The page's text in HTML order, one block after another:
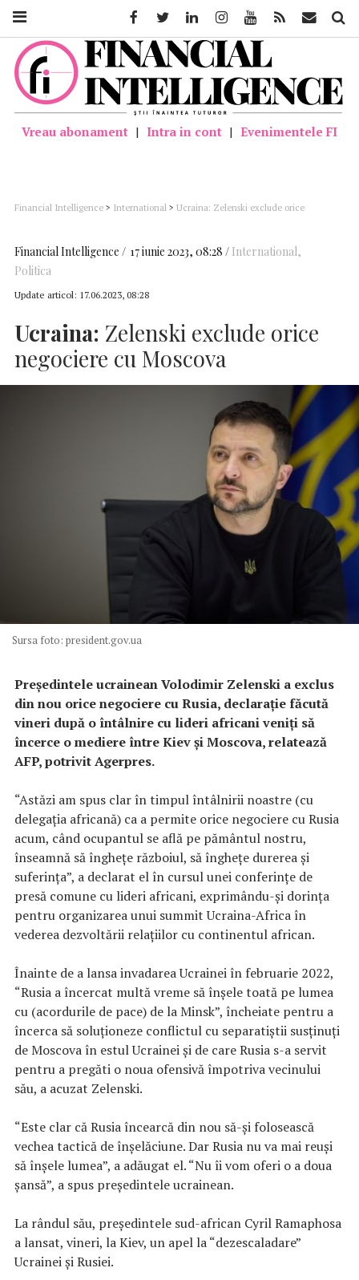
Vreau abonament | Intra in cont | Evenimentele FI
Financial Intelligence > International > Ucraina: Zelenski exclude orice
Financial Intelligence 17 iunie 2023, 08:28 International,
Politica
Update articol: 17.06.2023, 08:28
Ucraina: Zelenski exclude orice
negociere cu Moscova
Sursa foto: president.gov.ua
Preşedintele ucrainean Volodimir Zelenski a exclus
din nou orice negociere cu Rusia, declaraţie făcută
vineri după o întâlnire cu lideri africani veniţi să
încerce o mediere între Kiev şi Moscova, relatează
AFP, potrivit Agerpres.
“Astăzi am spus clar în timpul întâlnirii noastre (cu
delegaţia africană) ca a permite orice negociere cu Rusia
acum, când ocupantul se află pe pământul nostru,
înseamnă să îngheţe războiul, să îngheţe durerea şi
suferinţa”, a declarat el în cursul unei conferinţe de
presă comune cu lideri africani, exprimându-şi dorinţa
pentru organizarea unui summit Ucraina-Africa în
vederea dezvoltării relaţiilor cu continentul african.
Înainte de a lansa invadarea Ucrainei în februarie 2022,
“Rusia a încercat multă vreme să înşele toată pe lumea
cu (acordurile de pace) de la Minsk”, încheiate pentru a
încerca să soluţioneze conflictul cu separatiştii susţinuţi
de Moscova în estul Ucrainei şi de care Rusia s-a servit
pentru a pregăti o noua ofensivă împotriva vecinului
său, a acuzat Zelenski.
“Este clar că Rusia încearcă din nou să-şi folosească
vechea tactică de înşelăciune. Dar Rusia nu va mai reuşi
să înşele lumea”, a adăugat el. “Nu îi vom oferi o a doua
şansă”, a spus preşedintele ucrainean.
La rândul său, preşedintele sud-african Cyril Ramaphosa
a lansat, vineri, la Kiev, un apel la “dezescaladare”
Ucrainei şi Rusiei.
FacebookTwitter LinkedinInstagramYoutube Feed Mail